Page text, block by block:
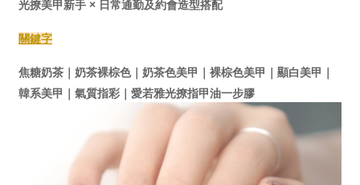
光撩美甲新手 × 日常通勤及約會造型搭配
關鍵字
焦糖奶茶｜奶茶裸棕色｜奶茶色美甲｜裸棕色美甲｜顯白美甲｜
韓系美甲｜氣質指彩｜愛若雅光撩指甲油一步膠